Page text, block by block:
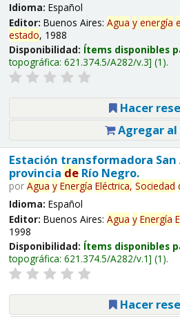
Idioma: Español
Editor: Buenos Aires: Agua y energía
estado, 1988
Disponibilidad: Ítems disponibles
topográfica: 621.374.5/A282/v.3 (1).
Hacer
Agregar
Estación transformadora
provincia deRío Negro.
por Agua y Energía Eléctrica, Sociedad
Idioma: Español
Editor: Buenos Aires: Agua y Energía
1998
Disponibilidad: Ítems disponibles
topográfica: 621.374.5/A282/v.1 (1).
Hacer